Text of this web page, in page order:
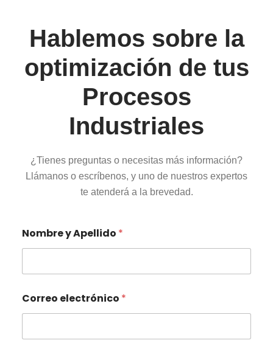
Hablemos sobre la
optimización de tus
Procesos
Industriales
¿Tienes preguntas o necesitas más información?
Llámanos o escríbenos, y uno de nuestros expertos
te atenderá a la brevedad.
Nombre y Apellido *
Correo electrónico *